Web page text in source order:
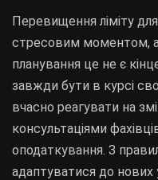
Перевищення ліміту
стресовим моментом,
планування це не є
завжди бути в курсі
вчасно реагувати на
консультаціями
оподаткування. З
адаптуватися до